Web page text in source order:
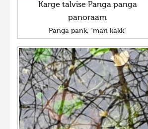
Karge talvise Panga panga
panoraam
Panga pank, "mari kakk"